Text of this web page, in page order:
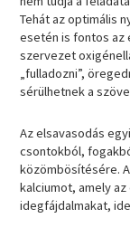
Tehát az optimális
esetén is fontos az
szervezet
„fulladozni”,
sérülhetnek a
Az elsavasodás
csontokból,
közömbösítésére.
kalciumot, amely
idegfájdalmakat,